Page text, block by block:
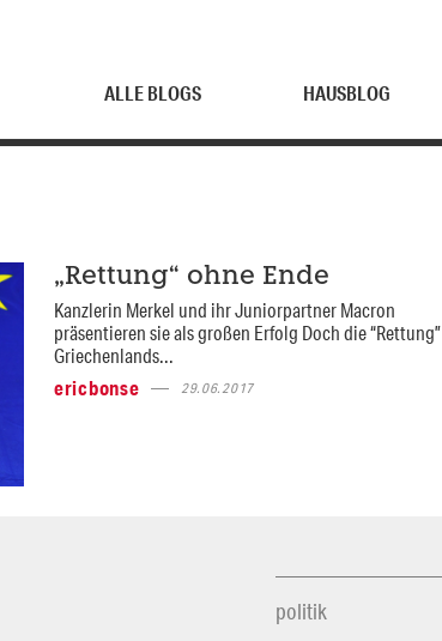
ALLE BLOGS HAUSBLOG
„Rettung“ ohne Ende
Kanzlerin Merkel und ihr Juniorpartner Macron
präsentieren sie als großen Erfolg Doch die “Rettung”
Griechenlands...
ericbonse
29.06.2017
politik